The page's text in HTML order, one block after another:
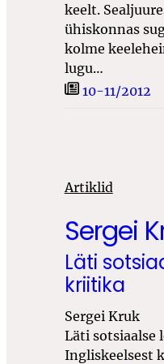
keelt.
ühiskonnas
kolme
lugu…
10-11/2012
Artiklid
Sergei
Läti
kriitika
Sergei Kruk
Läti
Ingliskeelsest